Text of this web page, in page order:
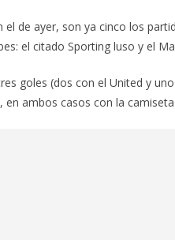
de ayer, son ya cinco los
el citado Sporting luso y el
goles (dos con el United y
ambos casos con la